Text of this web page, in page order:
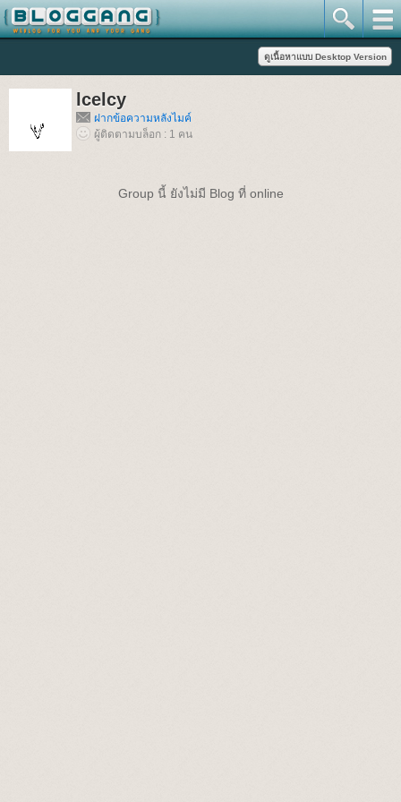
lcelcy
ฝากข้อความหลังไมค์
ผู้ติดตามบล็อก : 1 คน
Group นี้ ยังไม่มี Blog ที่ online